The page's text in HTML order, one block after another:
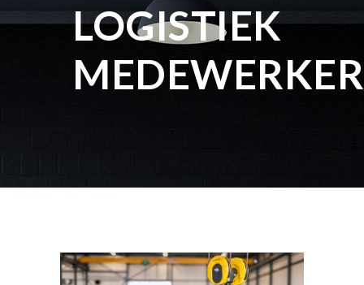
LOGISTIEK
MEDEWERKER